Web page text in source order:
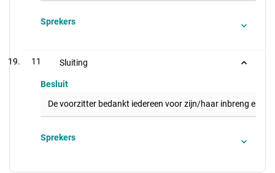
Sprekers
11 Sluiting
Besluit
De voorzitter bedankt iedereen voor zijn/haar inbreng en
Sprekers